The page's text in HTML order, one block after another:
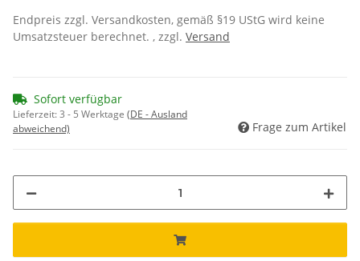
Endpreis zzgl. Versandkosten, gemäß §19 UStG wird keine
Umsatzsteuer berechnet. , zzgl. Versand
Sofort verfügbar
Lieferzeit:3 - 5 Werktage (DE - Ausland
abweichend)
Frage zum Artikel